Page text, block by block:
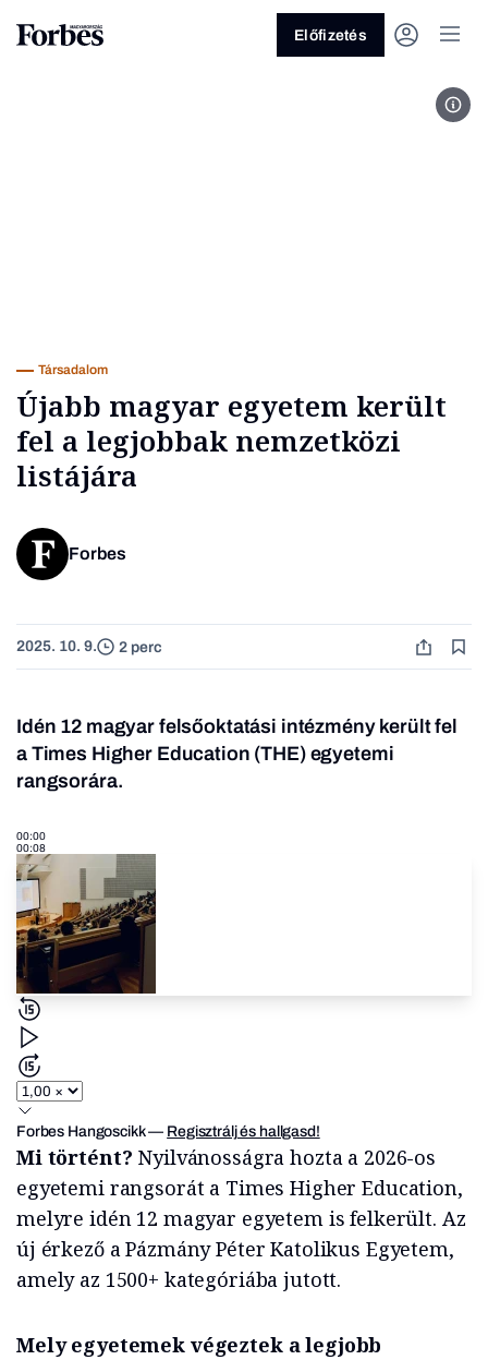
Üzlet
Előfizetés
Társadalom
Újabb magyar egyetem került
fel a legjobbak nemzetközi
listájára
Forbes
2025. 10. 9. 2 perc
Idén 12 magyar felsőoktatási intézmény került fel
a Times Higher Education (THE) egyetemi
rangsorára.
00:00
00:08
Forbes Hangoscikk— Regisztrálj és hallgasd!
Mi történt? Nyilvánosságra hozta a 2026-os
egyetemi rangsorát a Times Higher Education,
melyre idén 12 magyar egyetem is felkerült. Az
új érkező a Pázmány Péter Katolikus Egyetem,
amely az 1500+ kategóriába jutott.
Mely egyetemek végeztek a legjobb